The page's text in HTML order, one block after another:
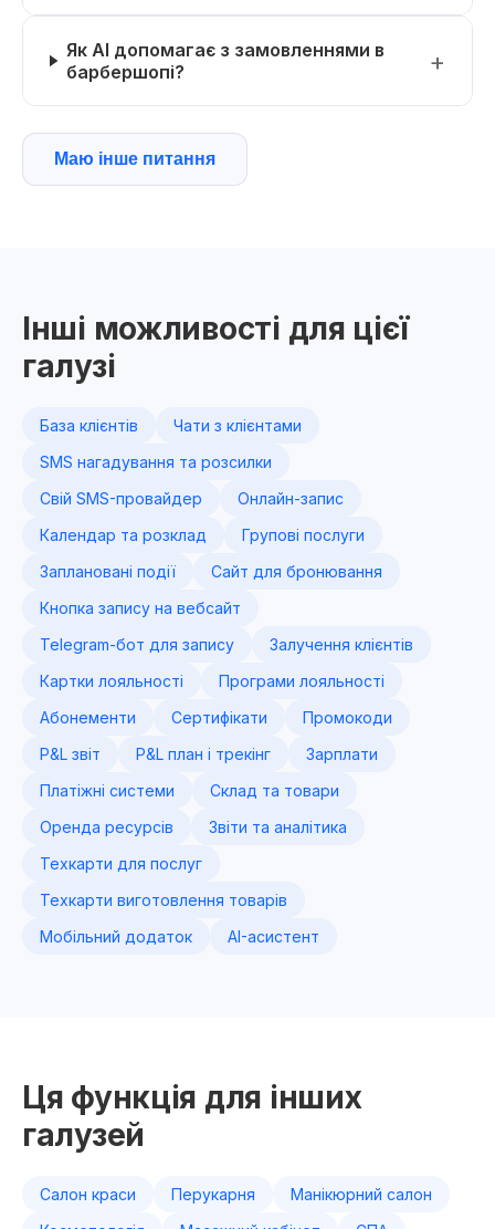
Як AI допомагає з замовленнями в
барбершопі?
Маю інше питання
Інші можливості для цієї
галузі
База клієнтів
Чати з клієнтами
SMS нагадування та розсилки
Свій SMS-провайдер
Онлайн-запис
Календар та розклад
Групові послуги
Заплановані події
Сайт для бронювання
Кнопка запису на вебсайт
Telegram-бот для запису
Залучення клієнтів
Картки лояльності
Програми лояльності
Абонементи
Сертифікати
Промокоди
P&L звіт
P&L план і трекінг
Зарплати
Платіжні системи
Склад та товари
Оренда ресурсів
Звіти та аналітика
Техкарти для послуг
Техкарти виготовлення товарів
Мобільний додаток
AI-асистент
Ця функція для інших
галузей
Салон краси Перукарня
Манікюрний салон